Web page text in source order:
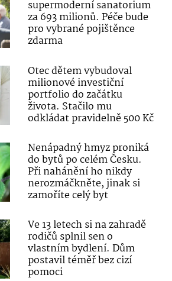
supermoderní sanatorium
za 693 milionů. Péče bude
pro vybrané pojištěnce
zdarma
Otec dětem vybudoval
milionové investiční
portfolio do začátku
života. Stačilo mu
odkládat pravidelně 500 Kč
Nenápadný hmyz proniká
do bytů po celém Česku.
Při nahánění ho nikdy
nerozmáčkněte, jinak si
zamoříte celý byt
Ve 13 letech si na zahradě
rodičů splnil sen o
vlastním bydlení. Dům
postavil téměř bez cizí
pomoci